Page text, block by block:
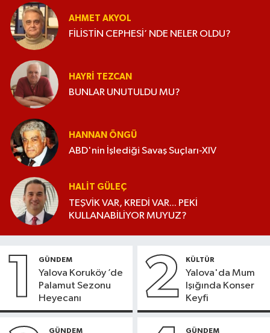
AHMET AKYOL
FİLİSTİN CEPHESİ’ NDE NELER OLDU?
HAYRI TEZCAN
BUNLAR UNUTULDU MU?
HANNAN ÖNGÜ
ABD'nin İşlediği Savaş Suçları-XIV
HALIT GÜLEÇ
TEŞVİK VAR, KREDİ VAR... PEKİ
KULLANABİLİYOR MUYUZ?
1 GÜNDEM
Yalova Koruköy ’de
Palamut Sezonu
Heyecanı
2 KÜLTÜR
Yalova'da Mum
Işığında Konser
Keyfi
GÜNDEM GÜNDEM